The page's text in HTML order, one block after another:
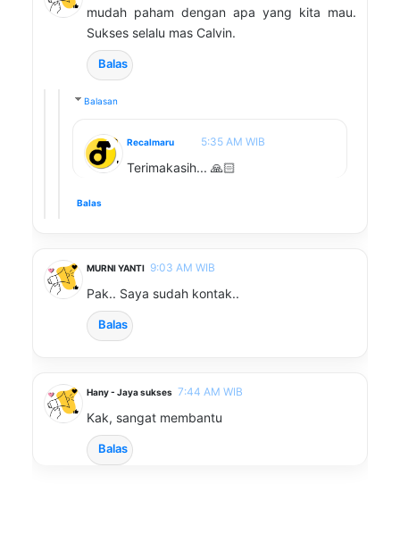
mudah paham dengan apa yang kita mau.
Sukses selalu mas Calvin.
Balas
Balasan
Recalmaru 5:35 AM WIB
Terimakasih... 🙏🏻
Balas
MURNI YANTI 9:03 AM WIB
Pak.. Saya sudah kontak..
Balas
Hany - Jaya sukses 7:44 AM WIB
Kak, sangat membantu
Balas